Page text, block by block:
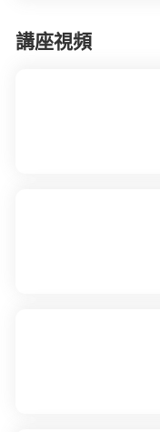
講座視頻